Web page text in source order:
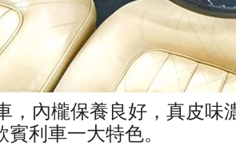
，內櫳保養良好，真皮味
利車一大特色。